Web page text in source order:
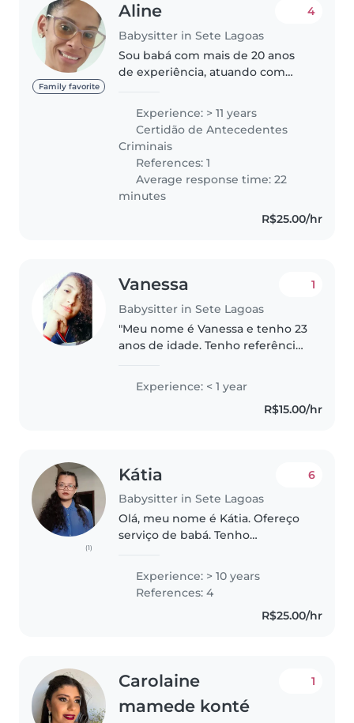
Family favorite
Aline
Babysitter in Sete Lagoas
4
Sou babá com mais de 20 anos
de experiência, atuando com
dedicação. Tenho um filho de 18
anos,amo cuidar de crianças é
para mim um aprendizado e uma
descoberta..
Experience: > 11 years
Certidão de Antecedentes
Criminais
References: 1
Average response time: 22
minutes
R$25.00/hr
Vanessa
Babysitter in Sete Lagoas
1
"Meu nome é Vanessa e tenho 23
anos de idade. Tenho referências
ajudar com a lição de casa . Se
quiser saber mais sobre mim,..
Experience: < 1 year
R$15.00/hr
(1)
Kátia
Babysitter in Sete Lagoas
6
Olá, meu nome é Kátia. Ofereço
serviço de babá. Tenho
todas as idades. Trabalho há
vários anos na área infantil,
Experience: > 10 years
References: 4
R$25.00/hr
Carolaine
mamede konté
1